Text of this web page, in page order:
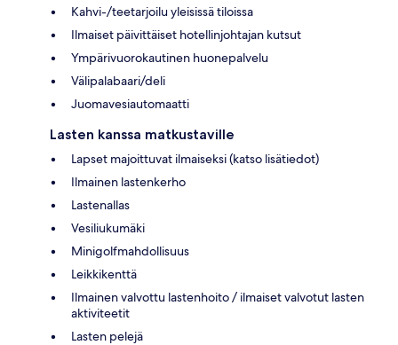
Kahvi-/teetarjoilu yleisissä tiloissa
Ilmaiset päivittäiset hotellinjohtajan kutsut
Ympärivuorokautinen huonepalvelu
Välipalabaari/deli
Juomavesiautomaatti
Lasten kanssa matkustaville
Lapset majoittuvat ilmaiseksi (katso lisätiedot)
Ilmainen lastenkerho
Lastenallas
Vesiliukumäki
Minigolfmahdollisuus
Leikkikenttä
Ilmainen valvottu lastenhoito / ilmaiset valvotut lasten
aktiviteetit
Lasten pelejä